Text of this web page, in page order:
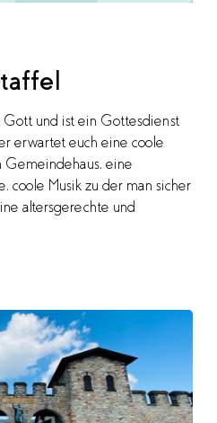
und ist ein Gottesdienst
erwartet euch eine coole
Gemeindehaus, eine
coole Musik zu der man sicher
altersgerechte und